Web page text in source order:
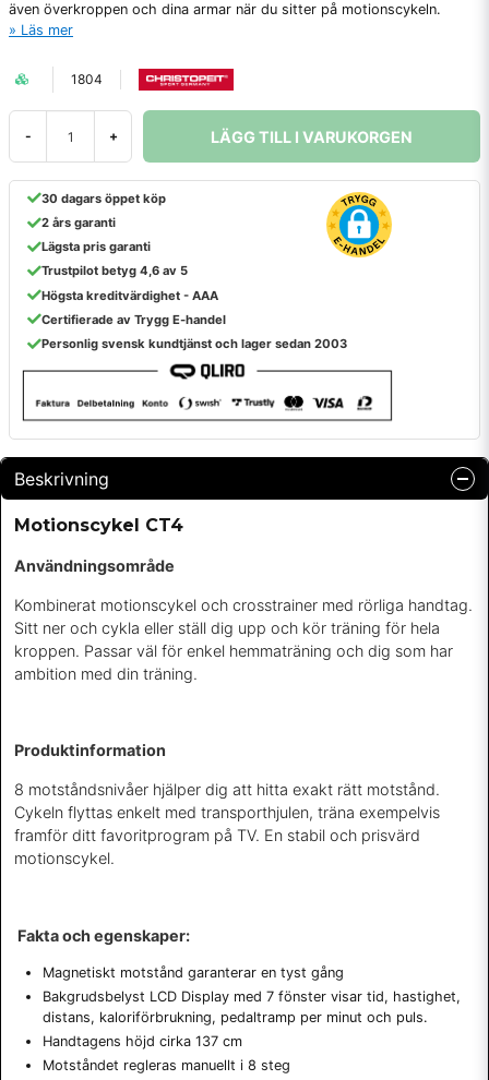
även överkroppen och dina armar när du sitter på motionscykeln.
Läs mer
1804
- + LÄGG TILL I VARUKORGEN
30 dagars öppet köp
2 års garanti
Lägsta pris garanti
Trustpilot betyg 4,6 av 5
Högsta kreditvärdighet - AAA
Certifierade av Trygg E-handel
Personlig svensk kundtjänst och lager sedan 2003
Beskrivning
Motionscykel CT4
Användningsområde
Kombinerat motionscykel och crosstrainer med rörliga handtag.
Sitt ner och cykla eller ställ dig upp och kör träning för hela
kroppen. Passar väl för enkel hemmaträning och dig som har
ambition med din träning.
Produktinformation
8 motståndsnivåer hjälper dig att hitta exakt rätt motstånd.
Cykeln flyttas enkelt med transporthjulen, träna exempelvis
framför ditt favoritprogram på TV. En stabil och prisvärd
motionscykel.
Fakta och egenskaper:
Magnetiskt motstånd garanterar en tyst gång
Bakgrudsbelyst LCD Display med 7 fönster visar tid, hastighet,
distans, kaloriförbrukning, pedaltramp per minut och puls.
Handtagens höjd cirka 137 cm
Motståndet regleras manuellt i 8 steg